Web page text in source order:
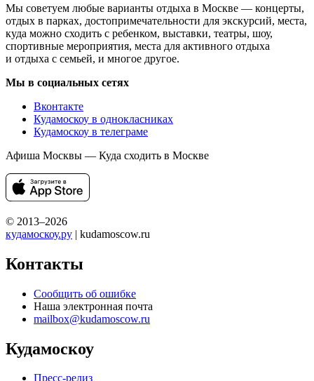
Мы советуем любые варианты отдыха в Москве — концерты,
отдых в парках, достопримечательности для экскурсий, места,
куда можно сходить с ребенком, выставки, театры, шоу,
спортивные мероприятия, места для активного отдыха
и отдыха с семьей, и многое другое.
Мы в социальных сетях
Вконтакте
Кудамоскоу в однокласниках
Кудамоскоу в телеграме
Афиша Москвы — Куда сходить в Москве
© 2013–2026
кудамоскоу.ру | kudamoscow.ru
Контакты
Сообщить об ошибке
Наша электронная почта
mailbox@kudamoscow.ru
Кудамоскоу
Пресс-релиз